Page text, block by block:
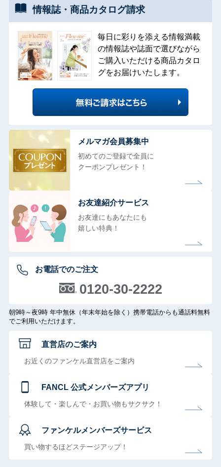
情報誌・ 商品カタログ請求
毎日に彩りを添える情報満載
の情報誌や誌面で選びながら
ご購入いただける商品カタロ
グをお届けいたします。
メルマガ会員募集中
初めてのご登録で全員に
クーポンプレゼント！
お友達紹介サービス
お友達にもあなたにも
嬉しい特典！
お電話でのご注文
0120-30-2222
朝9時～夜9時 年中無休（年末年始を除く）携帯電話からも通話料無料
でご利用いただけます。
直営店のご案内
お近くのファンケル直営店をご案内
FANCL 公式メンバーズアプリ
体験して・楽しんで・お買い物もサクサク！
ファンケルメンバーズサービス
買い物するほどステージアップ！